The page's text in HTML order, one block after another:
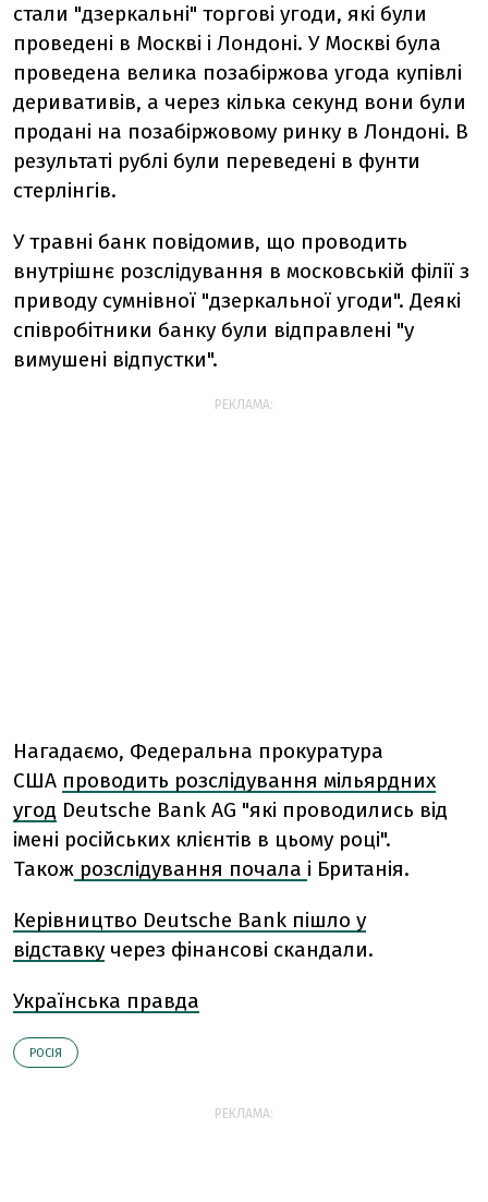
стали "дзеркальні" торгові угоди, які були
проведені в Москві і Лондоні. У Москві була
проведена велика позабіржова угода купівлі
деривативів, а через кілька секунд вони були
продані на позабіржовому ринку в Лондоні. В
результаті рублі були переведені в фунти
стерлінгів.
У травні банк повідомив, що проводить
внутрішнє розслідування в московській філії з
приводу сумнівної "дзеркальної угоди". Деякі
співробітники банку були відправлені "у
вимушені відпустки".
РЕКЛАМА:
Нагадаємо, Федеральна прокуратура
США проводить розслідування мільярдних
угод Deutsche Bank AG "які проводились від
імені російських клієнтів в цьому році".
Також розслідування почала і Британія.
Керівництво Deutsche Bank пішло у
відставку через фінансові скандали.
Українська правда
РОСІЯ
РЕКЛАМА: